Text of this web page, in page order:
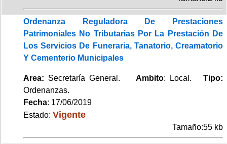
Ordenanza Reguladora De Prestaciones
Patrimoniales No Tributarias Por La Prestación De
Los Servicios De Funeraria, Tanatorio, Creamatorio
Y Cementerio Municipales
Area: Secretaría General. Ambito: Local.Tipo:
Ordenanzas.
Fecha: 17/06/2019
Estado: Vigente
Tamaño:55 kb